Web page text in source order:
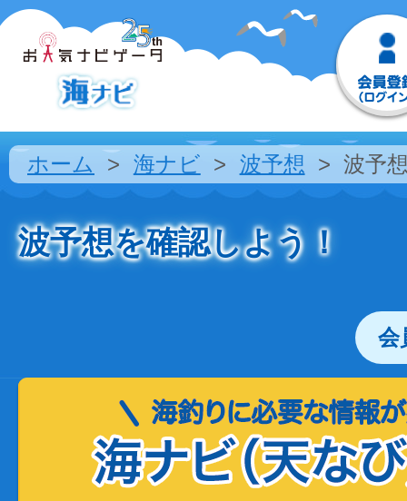
ホーム 海ナビ 波予想 波予
波予想を確認しよう！
会